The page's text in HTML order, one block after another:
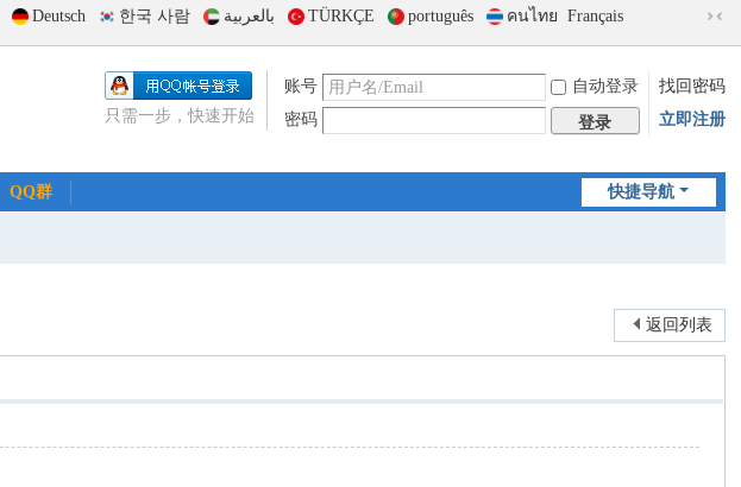
Deutsch 한국 사람 بالعربية TÜRKÇE português คนไทย Français
到
版
账号 自动登录
找回密码
密码
登录 立即注册
只需一步，快速开始
快捷导航
QQ群
返回列表